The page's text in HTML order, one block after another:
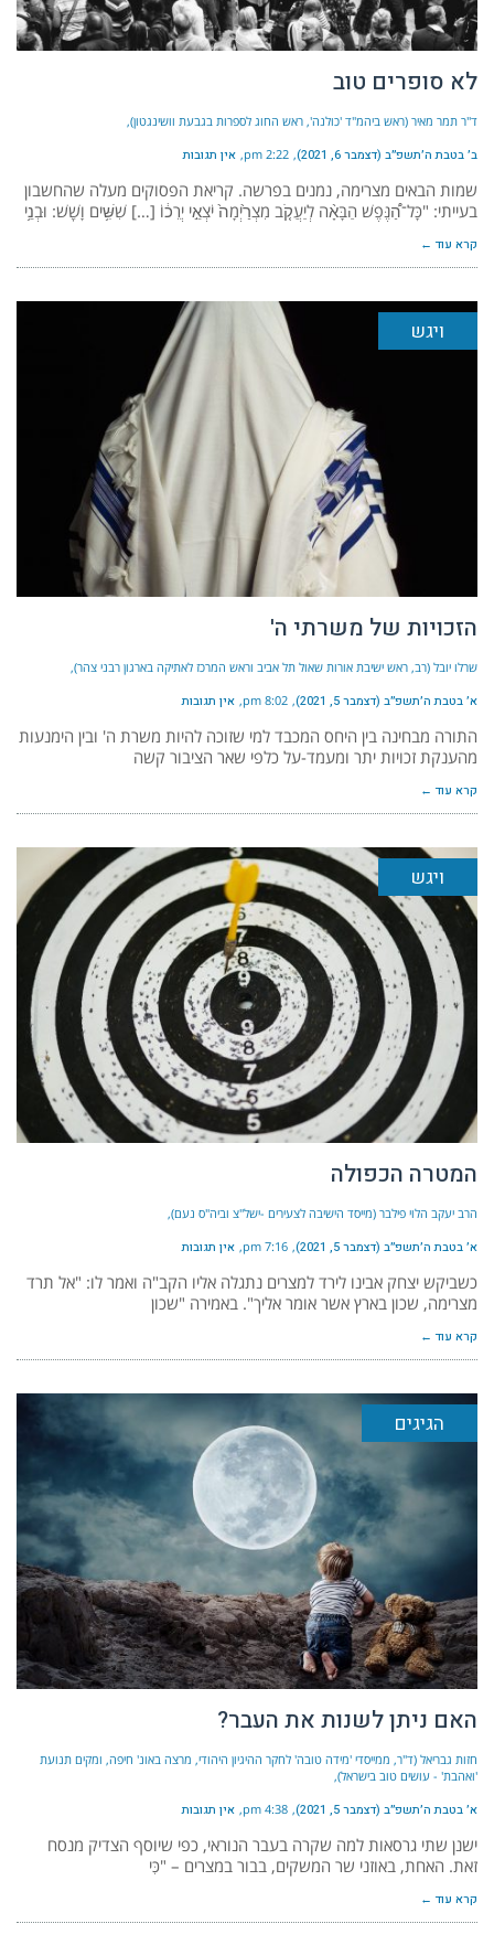
לא סופרים טוב
ד"ר תמר מאיר (ראש ביהמ"ד 'כולנה', ראש החוג לספרות בגבעת וושינגטון)
ב׳ בטבת ה׳תשפ״ב (דצמבר 6, 2021) 2:22 pm אין תגובות
שמות הבאים מצרימה, נמנים בפרשה. קריאת הפסוקים מעלה שהחשבון
בעייתי: "כָּל־הַ֠נֶּפֶשׁ הַבָּאָ֨ה לְיַעֲקֹ֤ב מִצְרַ֙יְמָה֙ יֹצְאֵ֣י יְרֵכ֔וֹ […] שִׁשִּׁ֥ים וָשֵֽׁשׁ: וּבְנֵ֥י
קרא עוד ←
ויגש
הזכויות של משרתי ה'
שרלו יובל (רב, ראש ישיבת אורות שאול תל אביב וראש המרכז לאתיקה בארגון רבני צהר)
א׳ בטבת ה׳תשפ״ב (דצמבר 5, 2021) 8:02 pm אין תגובות
התורה מבחינה בין היחס המכבד למי שזוכה להיות משרת ה' ובין הימנעות
מהענקת זכויות יתר ומעמד-על כלפי שאר הציבור קשה
קרא עוד ←
ויגש
המטרה הכפולה
הרב יעקב הלוי פילבר (מייסד הישיבה לצעירים -ישל"צ וביה"ס נעם)
א׳ בטבת ה׳תשפ״ב (דצמבר 5, 2021) 7:16 pm אין תגובות
כשביקש יצחק אבינו לירד למצרים נתגלה אליו הקב"ה ואמר לו: "אל תרד
מצרימה, שכון בארץ אשר אומר אליך". באמירה "שכון
קרא עוד ←
הגיגים
האם ניתן לשנות את העבר?
חזות גבריאל (ד"ר, ממייסדי 'מידה טובה' לחקר ההיגיון היהודי, מרצה באונ' חיפה, ומקים תנועת
'ואהבת' - עושים טוב בישראל)
א׳ בטבת ה׳תשפ״ב (דצמבר 5, 2021) 4:38 pm אין תגובות
ישנן שתי גרסאות למה שקרה בעבר הנוראי, כפי שיוסף הצדיק מנסח
זאת. האחת, באוזני שר המשקים, בבור במצרים – "כִּי
קרא עוד ←